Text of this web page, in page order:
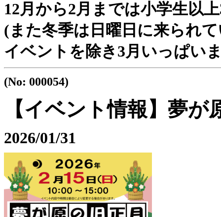
12月から2月までは小学生以
(また冬季は日曜日に来られ
イベントを除き3月いっぱい
(No: 000054)
【イベント情報】夢が
2026/01/31